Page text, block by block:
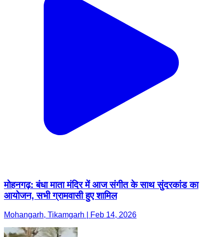
मोहनगढ़: बंधा माता मंदिर में आज संगीत के साथ सुंदरकांड का
आयोजन, सभी ग्रामवासी हुए शामिल
Mohangarh, Tikamgarh | Feb 14, 2026